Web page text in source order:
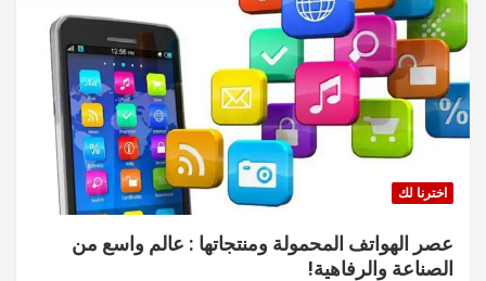
اخترنا لك
عصر الهواتف المحمولة ومنتجاتها : عالم واسع من
الصناعة والرفاهية!